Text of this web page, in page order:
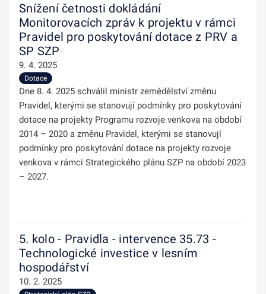
Snížení četnosti dokládání
Monitorovacích zpráv k projektu v rámci
Pravidel pro poskytování dotace z PRV a
SP SZP
9. 4. 2025
Dotace
Dne 8. 4. 2025 schválil ministr zemědělství změnu
Pravidel, kterými se stanovují podmínky pro poskytování
dotace na projekty Programu rozvoje venkova na období
2014 – 2020 a změnu Pravidel, kterými se stanovují
podmínky pro poskytování dotace na projekty rozvoje
venkova v rámci Strategického plánu SZP na období 2023
– 2027.
5. kolo - Pravidla - intervence 35.73 -
Technologické investice v lesním
hospodářství
10. 2. 2025